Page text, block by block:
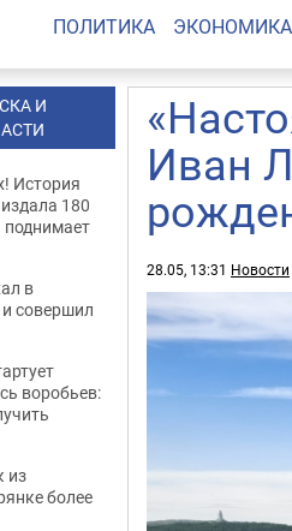
ПОЛИТИКА ЭКОНОМИКА
Иван
28.05, 13:31 Новости
И
История
180
поднимает
в
совершил
воробьев:
из
более